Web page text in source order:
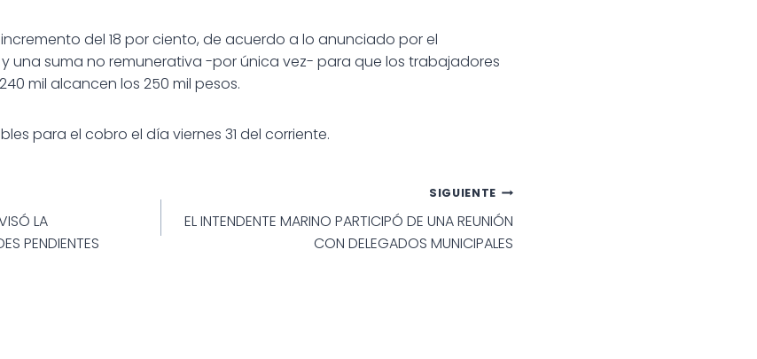
del 18 por ciento, de acuerdo a lo anunciado por el
y una suma no remunerativa -por única vez- para que los trabajadores
mil alcancen los 250 mil pesos.
para el cobro el día viernes 31 del corriente.
LA
PENDIENTES
SIGUIENTE
EL INTENDENTE MARINO PARTICIPÓ DE UNA REUNIÓN
CON DELEGADOS MUNICIPALES